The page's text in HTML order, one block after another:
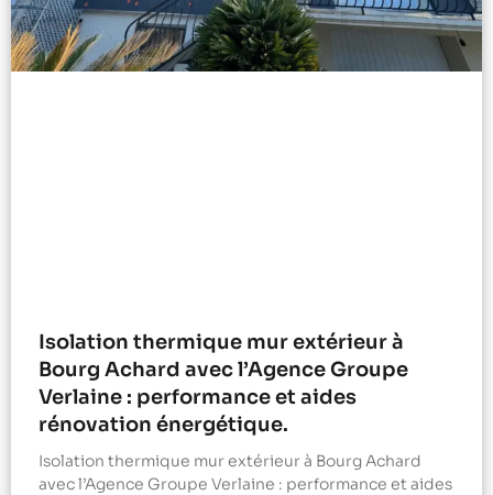
Isolation thermique mur extérieur à
Bourg Achard avec l’Agence Groupe
Verlaine : performance et aides
rénovation énergétique.
Isolation thermique mur extérieur à Bourg Achard
avec l’Agence Groupe Verlaine : performance et aides